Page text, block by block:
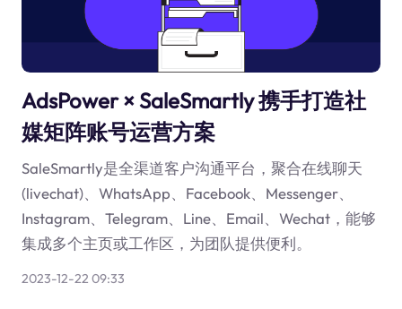
AdsPower × SaleSmartly 携手打造社
媒矩阵账号运营方案
SaleSmartly是全渠道客户沟通平台，聚合在线聊天
(livechat)、WhatsApp、Facebook、Messenger、
Instagram、Telegram、Line、Email、Wechat，能够
集成多个主页或工作区，为团队提供便利。
2023-12-22 09:33